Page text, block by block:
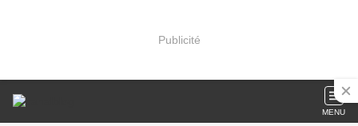
Publicité
MENU